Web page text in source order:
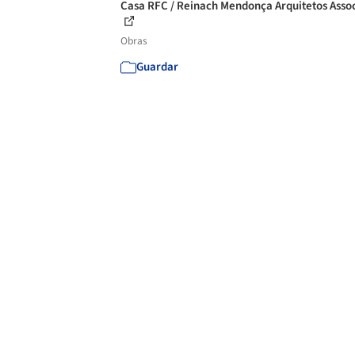
Casa RFC / Reinach Mendonça Arquitetos
Obras
Guardar